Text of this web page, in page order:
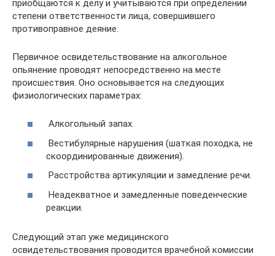
приобщаются к делу и учитываются при определении
степени ответственности лица, совершившего
противоправное деяние.
Первичное освидетельствование на алкогольное
опьянение проводят непосредственно на месте
происшествия. Оно основывается на следующих
физиологических параметрах:
Алкогольный запах.
Вестибулярные нарушения (шаткая походка, не
скоординированные движения).
Расстройства артикуляции и замедление речи.
Неадекватное и замедленные поведенческие
реакции.
Следующий этап уже медицинского
освидетельствования проводится врачебной комиссии